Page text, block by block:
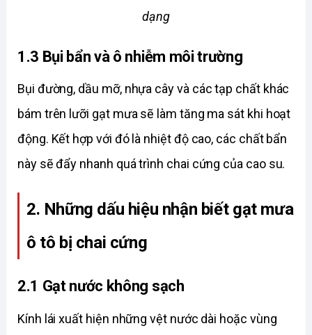
dạng
1.3 Bụi bẩn và ô nhiễm môi trường
Bụi đường, dầu mỡ, nhựa cây và các tạp chất khác
bám trên lưỡi gạt mưa sẽ làm tăng ma sát khi hoạt
động. Kết hợp với đó là nhiệt độ cao, các chất bẩn
này sẽ đẩy nhanh quá trình chai cứng của cao su.
2. Những dấu hiệu nhận biết gạt mưa
ô tô bị chai cứng
2.1 Gạt nước không sạch
Kính lái xuất hiện những vệt nước dài hoặc vùng